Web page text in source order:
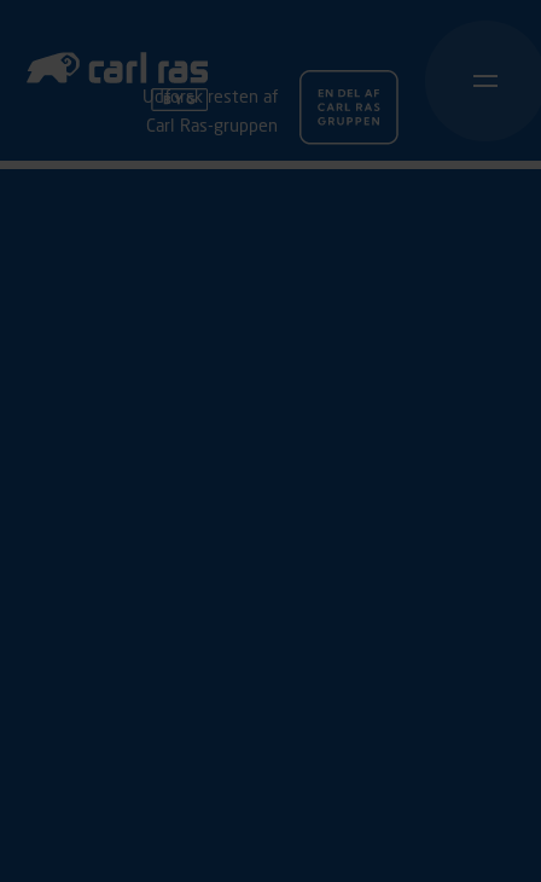
Udforsk resten af
Carl Ras-gruppen